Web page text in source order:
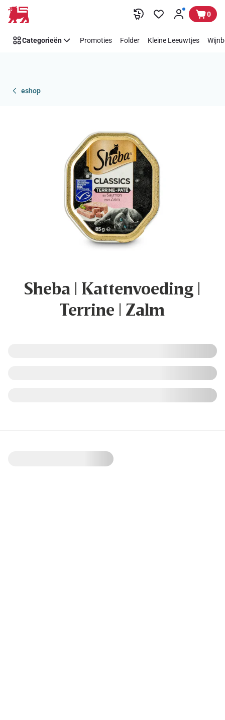
Overslaan 0
Categorieën Promoties Folder Kleine Leeuwtjes
eshop
Sheba | Kattenvoeding |
Terrine | Zalm